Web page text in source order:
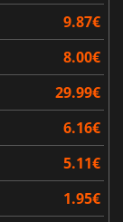
9.87€
8.00€
29.99€
6.16€
5.11€
1.95€